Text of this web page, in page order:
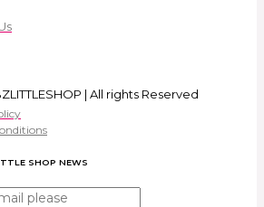
| All rights Reserved
SHOP NEWS